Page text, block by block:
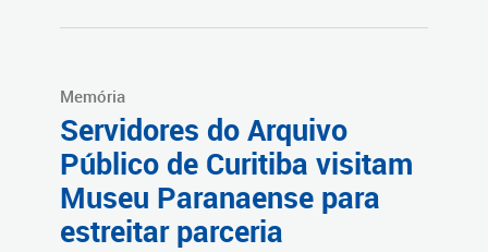
Memória
Servidores do Arquivo
Público de Curitiba visitam
Museu Paranaense para
estreitar parceria